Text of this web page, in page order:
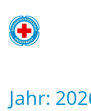
Zum
Jahr: